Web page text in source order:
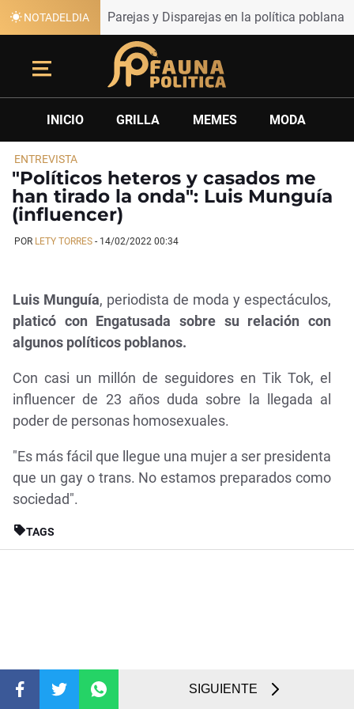
NOTADELDIA Parejas y Disparejas en la política poblana
INICIO GRILLA MEMES MODA
ENTREVISTA
"Políticos heteros y casados me
han tirado la onda": Luis Munguía
(influencer)
POR LETY TORRES- 14/02/2022 00:34
SIGUIENTE
Luis Munguía, periodista de moda y espectáculos,
platicó con Engatusada sobre su relación con
algunos políticos poblanos.
Con casi un millón de seguidores en Tik Tok, el
influencer de 23 años duda sobre la llegada al
poder de personas homosexuales.
"Es más fácil que llegue una mujer a ser presidenta
que un gay o trans. No estamos preparados como
sociedad".
TAGS